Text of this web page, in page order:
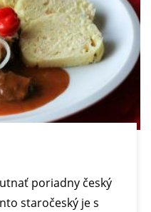
poriadny český
staročeský je s